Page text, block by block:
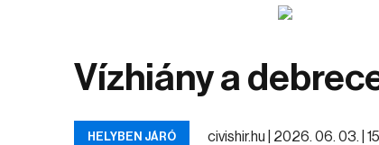
Vízhiány a
HELYBEN JÁRÓ civishir.hu | 2026. 06. 03. |